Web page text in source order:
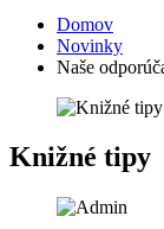
Domov
Novinky
Naše
Knižné tipy